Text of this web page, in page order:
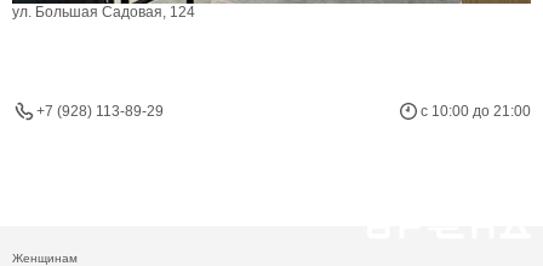
ул. Большая Садовая, 124
+7 (928) 113-89-29 с 10:00 до 21:00
Женщинам